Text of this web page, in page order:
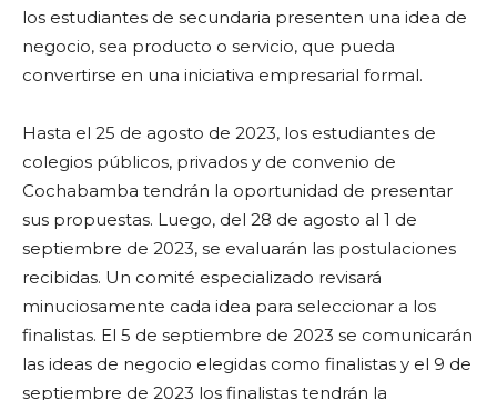
los estudiantes de secundaria presenten una idea de
negocio, sea producto o servicio, que pueda
convertirse en una iniciativa empresarial formal.
Hasta el 25 de agosto de 2023, los estudiantes de
colegios públicos, privados y de convenio de
Cochabamba tendrán la oportunidad de presentar
sus propuestas. Luego, del 28 de agosto al 1 de
septiembre de 2023, se evaluarán las postulaciones
recibidas. Un comité especializado revisará
minuciosamente cada idea para seleccionar a los
finalistas. El 5 de septiembre de 2023 se comunicarán
las ideas de negocio elegidas como finalistas y el 9 de
septiembre de 2023 los finalistas tendrán la